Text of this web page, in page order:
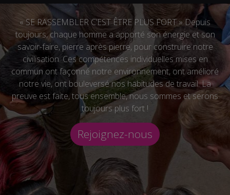
« SE RASSEMBLER C’EST ÊTRE PLUS FORT » Depuis
toujours, chaque homme a apporté son énergie et son
savoir-faire, pierre après pierre, pour construire notre
civilisation. Ces compétences individuelles mises en
commun ont façonné notre environnement, ont amélioré
notre vie, ont bouleversé nos habitudes de travail. La
preuve est faite, tous ensemble, nous sommes et serons
toujours plus fort !
Rejoignez-nous